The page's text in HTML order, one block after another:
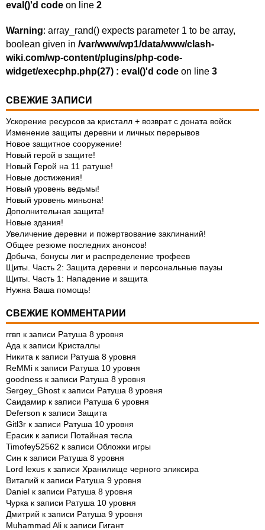
eval()'d code on line 2
Warning: array_rand() expects parameter 1 to be array,
boolean given in /var/www/wp1/data/www/clash-
wiki.com/wp-content/plugins/php-code-
widget/execphp.php(27) : eval()'d code on line 3
СВЕЖИЕ ЗАПИСИ
Ускорение ресурсов за кристалл + возврат с доната войск
Изменение защиты деревни и личных перерывов
Новое защитное сооружение!
Новый герой в защите!
Новый Герой на 11 ратуше!
Новые достижения!
Новый уровень ведьмы!
Новый уровень миньона!
Дополнительная защита!
Новые здания!
Увеличение деревни и пожертвование заклинаний!
Общее резюме последних анонсов!
Добыча, бонусы лиг и распределение трофеев
Щиты. Часть 2: Защита деревни и персональные паузы
Щиты. Часть 1: Нападение и защита
Нужна Ваша помощь!
СВЕЖИЕ КОММЕНТАРИИ
ггвп к записи Ратуша 8 уровня
Ада к записи Кристаллы
Никита к записи Ратуша 8 уровня
ReMMi к записи Ратуша 10 уровня
goodness к записи Ратуша 8 уровня
Sergey_Ghost к записи Ратуша 8 уровня
Саидамир к записи Ратуша 6 уровня
Deferson к записи Защита
Gitl3r к записи Ратуша 10 уровня
Ерасик к записи Потайная тесла
Timofey52562 к записи Обложки игры
Син к записи Ратуша 8 уровня
Lord lexus к записи Хранилище черного эликсира
Виталий к записи Ратуша 9 уровня
Daniel к записи Ратуша 8 уровня
Чурка к записи Ратуша 10 уровня
Дмитрий к записи Ратуша 9 уровня
Muhammad Ali к записи Гигант